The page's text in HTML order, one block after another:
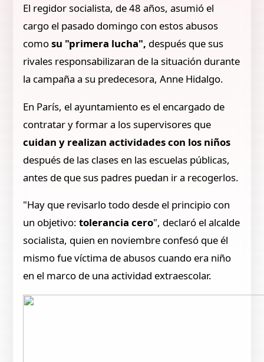
El regidor socialista, de 48 años, asumió el
cargo el pasado domingo con estos abusos
comosu "primera lucha", después que sus
rivales responsabilizaran de la situación durante
la campaña a su predecesora, Anne Hidalgo.
En París, el ayuntamiento es el encargado de
contratar y formar a los supervisores que
cuidan y realizan actividades con los niños
después de las clases en las escuelas públicas,
antes de que sus padres puedan ir a recogerlos.
"Hay que revisarlo todo desde el principio con
un objetivo: tolerancia cero", declaró el alcalde
socialista, quien en noviembre confesó que él
mismo fue víctima de abusos cuando era niño
en el marco de una actividad extraescolar.